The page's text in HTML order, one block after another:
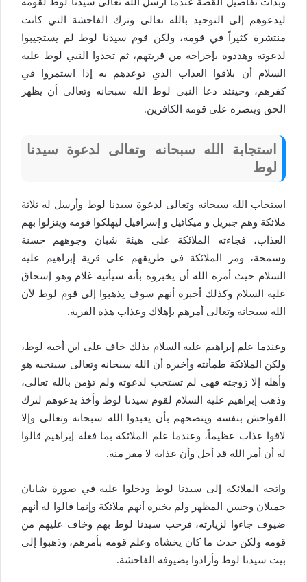
ليدعوهم إلى التوحيد بالله تعالى وترك الفاحشة التي كانت
منتشرة كثيراً في قومه، ولكن قوم سيدنا لوط لم يستجيبوا
لدعوته وهددوه بإخراجه من قريتهم، ثم تحدوا النبي لوط عليه
السلام أن يلاقوا العذاب الذي توعدهم به إذا استمروا في
كفرهم، وحينئذ دعا النبي لوط الله سبحانه وتعالى أن يظهر
الحق وينصره على قومه الكافرين.
استجابة الله سبحانه وتعالى لدعوة سيدنا
لوط
استجاب الله سبحانه وتعالى لدعوة سيدنا لوط وأرسل له ثلاثة
ملائكة وهم جبريل و ميكائيل و إسرافيل ليهلكوا قومه وينزلوا بهم
العذاب، فجاءته الملائكة على هيئة شبان وجوههم حسنة
وسمحة، ومر الملائكة في طريقهم على قرية إبراهيم عليه
السلام حيث أمره الله أن يخبروه بأنه سيأتيه غلام وهو إسحاق
عليه السلام وكذلك أخبره أنهم سوف يذهبوا إلى قوم لوط لأن
الله سبحانه وتعالى أمرهم بإهلاك وعذاب هذه القرية.
وعندما علم إبراهيم عليه السلام بذلك خاف على ابن أخيه لوط،
ولكن الملائكة طمأنته وأخبره أن الله سبحانه وتعالى سينجيه هو
وأهله إلا زوجته فهي لم تستجب لدعوته ولم تؤمن بالله تعالى،
وذهب إبراهيم عليه السلام لقوم سيدنا لوط وأخذ يدعوهم لترك
الفواحش بنفسه وينصحهم بأن يعبدوا الله سبحانه وتعالى وإلا
لاقوا عذاب عظيماً، وعندما علم الملائكة بما فعله إبراهيم قالوا
له أن أمر الله قد أحل وأن عذابه لا مفر منه.
واتجه الملائكة إلى سيدنا لوط ودخلوا عليه في صورة شابان
جميلان وحسن المظهر ولم يخبره أنهم ملائكة وإنما قالوا له أنهم
ضيوف جاءوا لزيارته، فرحب سيدنا لوط بهم وخاف عليهم من
قومه ولكن حدث ما كان يخشاه وعلم قومه بأمرهم، وذهبوا إلى
بيت سيدنا لوط وأرادوا بضيوفه الفاحشة.